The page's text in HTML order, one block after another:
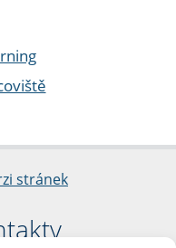
stránek